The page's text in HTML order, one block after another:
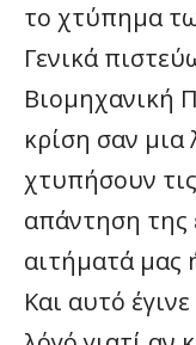
το χτύπημα
Γενικά
Βιομηχανική
κρίση σαν
χτυπήσουν
απάντηση της
αιτήματά μας
Και αυτό